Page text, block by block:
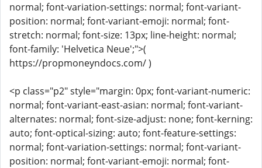
normal; font-variation-settings: normal; font-variant-
position: normal; font-variant-emoji: normal; font-
stretch: normal; font-size: 13px; line-height: normal;
font-family: 'Helvetica Neue';">(
https://propmoneyndocs.com/ )
<p class="p2" style="margin: 0px; font-variant-numeric:
normal; font-variant-east-asian: normal; font-variant-
alternates: normal; font-size-adjust: none; font-kerning:
auto; font-optical-sizing: auto; font-feature-settings:
normal; font-variation-settings: normal; font-variant-
position: normal; font-variant-emoji: normal; font-